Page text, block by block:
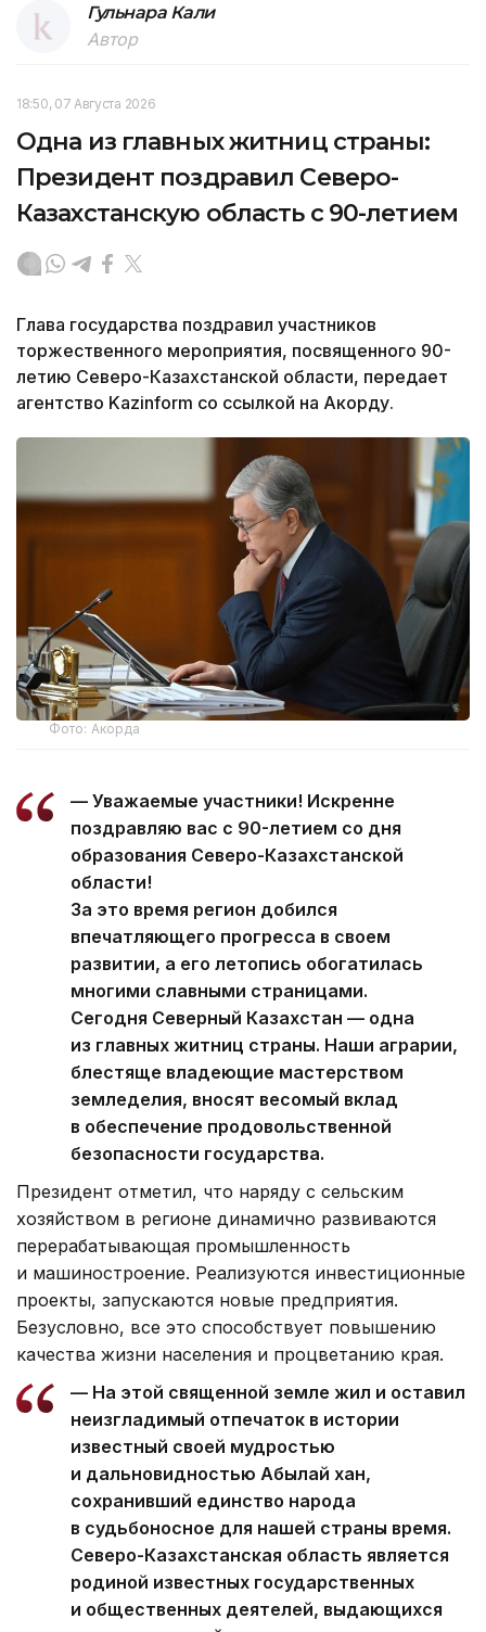
Гульнара Кали
Автор
18:50, 07 Августа 2026
Одна из главных житниц страны:
Президент поздравил Северо-
Казахстанскую область с 90-летием
Глава государства поздравил участников
торжественного мероприятия, посвященного 90-
летию Северо-Казахстанской области, передает
агентство Kazinform со ссылкой на Акорду.
Фото: Акорда
— Уважаемые участники! Искренне
поздравляю вас с 90-летием со дня
образования Северо-Казахстанской
области!
За это время регион добился
впечатляющего прогресса в своем
развитии, а его летопись обогатилась
многими славными страницами.
Сегодня Северный Казахстан — одна
из главных житниц страны. Наши аграрии,
блестяще владеющие мастерством
земледелия, вносят весомый вклад
в обеспечение продовольственной
безопасности государства.
Президент отметил, что наряду с сельским
хозяйством в регионе динамично развиваются
перерабатывающая промышленность
и машиностроение. Реализуются инвестиционные
проекты, запускаются новые предприятия.
Безусловно, все это способствует повышению
качества жизни населения и процветанию края.
— На этой священной земле жил и оставил
неизгладимый отпечаток в истории
известный своей мудростью
и дальновидностью Абылай хан,
сохранивший единство народа
в судьбоносное для нашей страны время.
Северо-Казахстанская область является
родиной известных государственных
и общественных деятелей, выдающихся